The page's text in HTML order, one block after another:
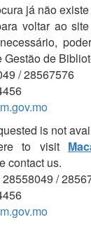
já não
voltar ao
Gestão de
/ 28567576
is not
to visit
contact us.
/